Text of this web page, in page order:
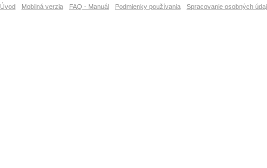
Úvod Mobilná verzia FAQ - Manuál Podmienky používania Spracovanie osobných